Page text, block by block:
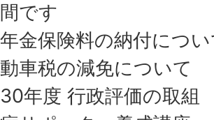
です
金保険料の納付につ
車税の減免について
年度 行政評価の取組